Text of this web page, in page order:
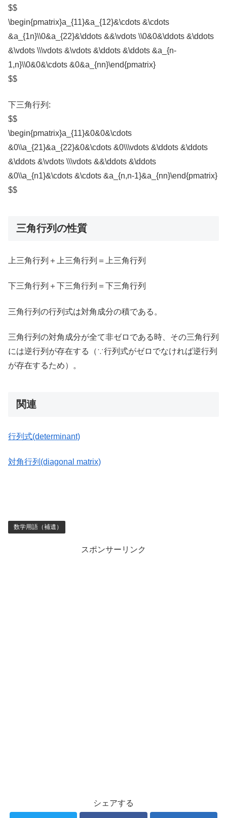
$$
\begin{pmatrix}a_{11}&a_{12}&\cdots &\cdots
&a_{1n}\\0&a_{22}&\ddots &&\vdots \\0&0&\ddots &\ddots
&\vdots \\\vdots &\vdots &\ddots &\ddots &a_{n-
1,n}\\0&0&\cdots &0&a_{nn}\end{pmatrix}
$$
下三角行列:
$$
\begin{pmatrix}a_{11}&0&0&\cdots
&0\\a_{21}&a_{22}&0&\cdots &0\\\vdots &\ddots &\ddots
&\ddots &\vdots \\\vdots &&\ddots &\ddots
&0\\a_{n1}&\cdots &\cdots &a_{n,n-1}&a_{nn}\end{pmatrix}
$$
三角行列の性質
上三角行列＋上三角行列＝上三角行列
下三角行列＋下三角行列＝下三角行列
三角行列の行列式は対角成分の積である。
三角行列の対角成分が全て非ゼロである時、その三角行列
には逆行列が存在する（∵行列式がゼロでなければ逆行列
が存在するため）。
関連
行列式(determinant)
対角行列(diagonal matrix)
数学用語（補遺）
スポンサーリンク
シェアする